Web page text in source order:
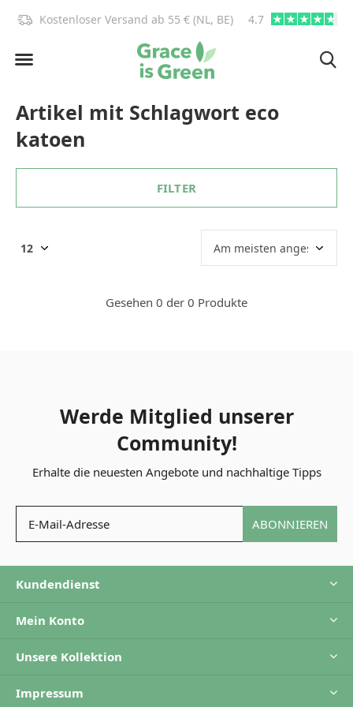
Kostenloser Versand ab 55 € (NL, BE) 4.7
Artikel mit Schlagwort eco
katoen
FILTER
Gesehen 0 der 0 Produkte
Werde Mitglied unserer
Community!
Erhalte die neuesten Angebote und nachhaltige Tipps
ABONNIEREN
Kundendienst
Mein Konto
Unsere Kollektion
Impressum